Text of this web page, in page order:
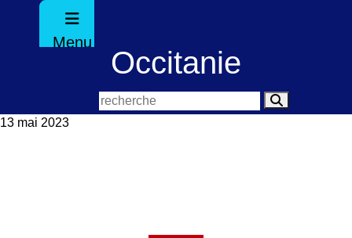
Menu
Occitanie
13 mai 2023